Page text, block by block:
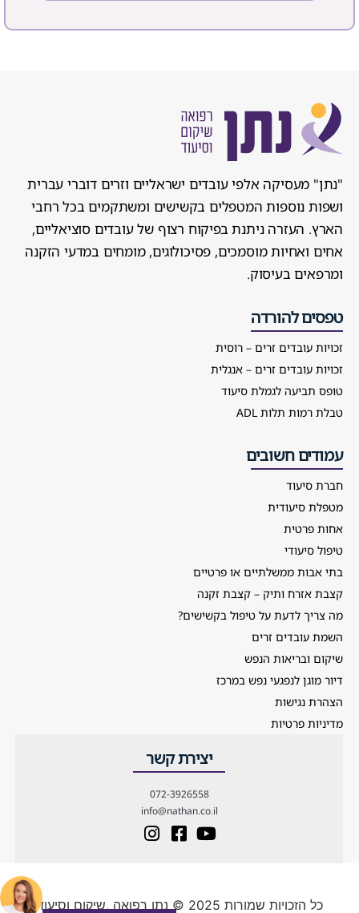
"נתן" מעסיקה אלפי עובדים ישראליים וזרים דוברי עברית
ושפות נוספות המטפלים בקשישים ומשתקמים בכל רחבי
הארץ. העזרה ניתנת בפיקוח רצוף של עובדים סוציאליים,
אחים ואחיות מוסמכים, פסיכולוגים, מומחים במדעי הזקנה
ומרפאים בעיסוק.
טפסים להורדה
זכויות עובדים זרים – רוסית
זכויות עובדים זרים – אנגלית
טופס תביעה לגמלת סיעוד
טבלת רמות תלות ADL
עמודים חשובים
חברת סיעוד
מטפלת סיעודית
אחות פרטית
טיפול סיעודי
בתי אבות ממשלתיים או פרטיים
קצבת אזרח ותיק – קצבת זקנה
מה צריך לדעת על טיפול בקשישים?
השמת עובדים זרים
שיקום ובריאות הנפש
דיור מוגן לנפגעי נפש במרכז
הצהרת נגישות
מדיניות פרטיות
יצירת קשר
072-3926558
info@nathan.co.il
כל הזכויות שמורות 2025 © נתן רפואה ,שיקום וסיעוד